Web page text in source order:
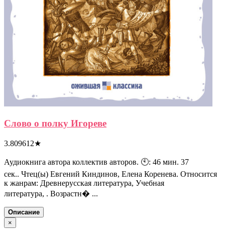
Слово о полку Игореве
3.809612★
Аудиокнига автора коллектив авторов. 🕙: 46 мин. 37
сек.. Чтец(ы) Евгений Киндинов, Елена Коренева. Относится
к жанрам: Древнерусская литература, Учебная
литература, . Возрастн� ...
Описание
×